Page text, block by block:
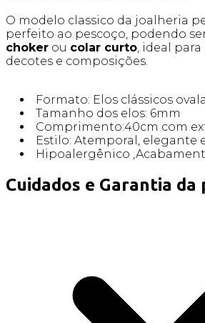
O modelo classico da joalheria
perfeito ao pescoço, podendo
choker ou colar curto , ideal
decotes e composições.
Formato: Elos clássicos
Tamanho dos elos: 6mm
Comprimento:40cm com
Estilo: Atemporal, elegante
Hipoalergênico
Cuidados e Garantia da